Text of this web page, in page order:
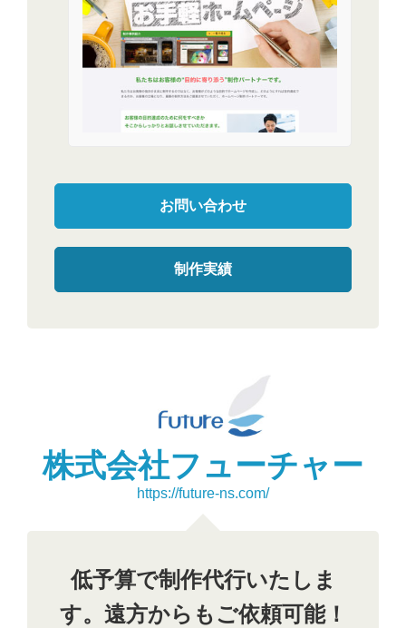
お問い合わせ
制作実績
株式会社フューチャー
https://future-ns.com/
低予算で制作代行いたしま
す。遠方からもご依頼可能！